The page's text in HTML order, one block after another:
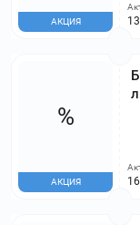
АКЦИЯ
%
АКЦИЯ